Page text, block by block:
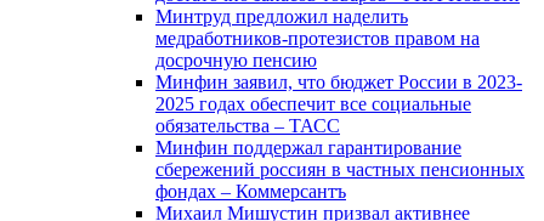
Минтруд предложил наделить
медработников-протезистов правом на
досрочную пенсию
Минфин заявил, что бюджет России в 2023-
2025 годах обеспечит все социальные
обязательства – ТАСС
Минфин поддержал гарантирование
сбережений россиян в частных пенсионных
фондах – Коммерсантъ
Михаил Мишустин призвал активнее